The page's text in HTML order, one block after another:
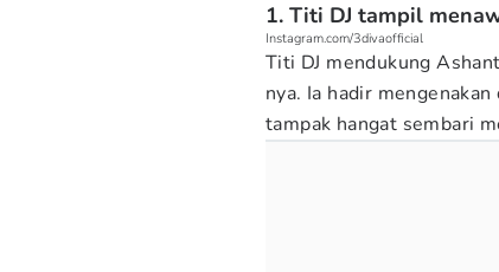
1. Titi DJ tampil
Instagram.com/3divaofficial
Titi DJ mendukung
nya. Ia hadir
tampak hangat sembari